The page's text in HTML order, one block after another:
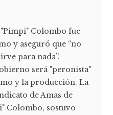
Colombo fue
y aseguró que “no
para nada”.
será "peronista"
y la producción. La
de Amas de
Colombo, sostuvo